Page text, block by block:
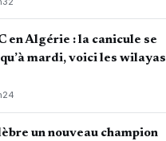
en Algérie : la canicule se
mardi, voici les wilayas
un nouveau champion